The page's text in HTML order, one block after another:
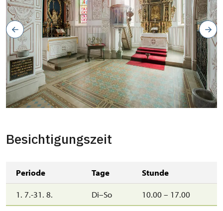
Besichtigungszeit
Periode Tage Stunde
1. 7.-31. 8. Di–So 10.00 – 17.00